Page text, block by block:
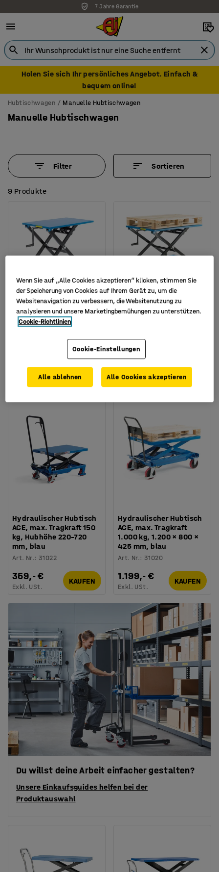
7 Jahre Garantie
Holen Sie sich Ihr persönliches Angebot. Einfach &
bequem online!
Hubtischwagen Manuelle Hubtischwagen
Manuelle Hubtischwagen
Filter Sortieren
9 Produkte
Hubtisch LASER,
x 600 x 400-1000 mm
395,- €
Exkl. USt.
KAUFEN
x 800 x 450 mm
Art. Nr.
579,- €
Exkl. USt.
KAUFEN
Hydraulischer Hubtisch
ACE, max. Tragkraft 150
kg, Hubhöhe 220–720
mm, blau
Art. Nr.:31022
359,- €
Exkl. USt.
KAUFEN
Hydraulischer Hubtisch
ACE, max. Tragkraft
1.000 kg, 1.200 × 800 ×
425 mm, blau
Art. Nr.:31020
1.199,- €
Exkl. USt.
KAUFEN
Du willst deine Arbeit einfacher gestalten?
Unsere Einkaufsguides helfen bei der
Produktauswahl
Wenn Sie auf „Alle Cookies akzeptieren“ klicken, stimmen Sie
der Speicherung von Cookies auf Ihrem Gerät zu, um die
Websitenavigation zu verbessern, die Websitenutzung zu
analysieren und unsere Marketingbemühungen zu unterstützen.
Cookie-Richtlinien
Cookie-Einstellungen
Alle ablehnen Alle Cookies akzeptieren